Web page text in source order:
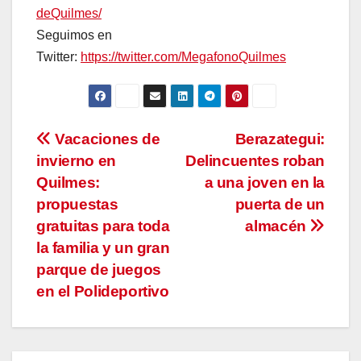
deQuilmes/
Seguimos en
Twitter: https://twitter.com/MegafonoQuilmes
Navegación
de
entradas
Berazategui:
Delincuentes roban
a una joven en la
puerta de un
almacén
Vacaciones de
invierno en
Quilmes:
propuestas
gratuitas para toda
la familia y un gran
parque de juegos
en el Polideportivo